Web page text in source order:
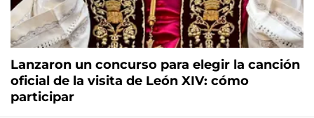
Lanzaron un concurso para elegir la canción
oficial de la visita de León XIV: cómo
participar